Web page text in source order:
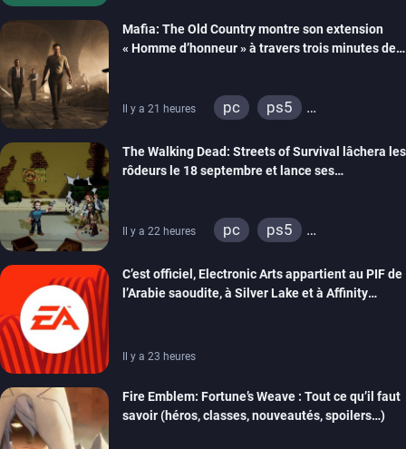
Mafia: The Old Country montre son extension
« Homme d’honneur » à travers trois minutes de
Il y a 21 heures pc
ps5
The Walking Dead: Streets of Survival lâchera les
rôdeurs le 18 septembre et lance ses
Il y a 22 heures pc
ps5
switch 2
C’est officiel, Electronic Arts appartient au PIF de
l’Arabie saoudite, à Silver Lake et à Affinity
Il y a 23 heures
Fire Emblem: Fortune’s Weave : Tout ce qu’il faut
savoir (héros, classes, nouveautés, spoilers…)